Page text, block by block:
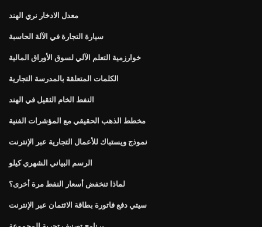
معدل الادخار نري الهند
سيارة التجارة في الآلة الحاسبة
خوارزمية التعلم الآلي لسوق الأوراق المالية
الكلمات المتعلقة بالمدرسة التجارية
النفط الخام الثقيل في الهند
مخطط الذهب الحقيقي مع المؤشرات الفنية
نموذج ويستباك للأعمال التجارية عبر الإنترنت
الرسم البياني الشهري كيلو
لماذا تنخفض أسعار النفط مرة أخرى؟
سيتي دفع فاتورة بطاقة الائتمان عبر الإنترنت